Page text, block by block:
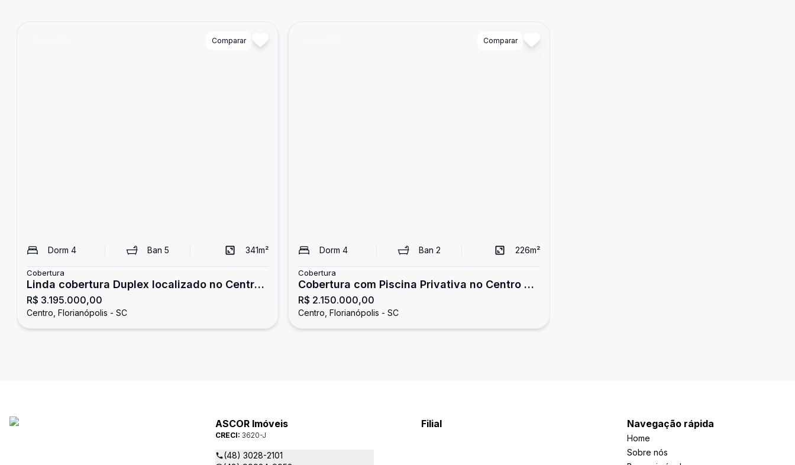
Comparar
Dorm 4 Ban5 341m²
Cobertura
Linda cobertura Duplex localizado no Centro
de Florianópolis com 341,43m² privativos, 3
vagas de garagem.
R$ 3.195.000,00
Centro, Florianópolis - SC
Comparar
Dorm 4 Ban 2 226m²
Cobertura
Cobertura com Piscina Privativa no Centro de
Florianópolis 4 Quartos 226m² 2 Vagas
Próximo Beiramar Shopping
R$ 2.150.000,00
Centro, Florianópolis - SC
ASCOR Imóveis
CRECI: 3620-J
(48) 3028-2101
Filial Navegação rápida
Home
Sobre nós